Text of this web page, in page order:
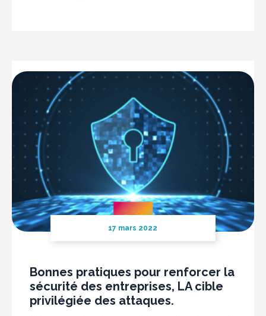
17 mars 2022
Bonnes pratiques pour renforcer la
sécurité des entreprises, LA cible
privilégiée des attaques.